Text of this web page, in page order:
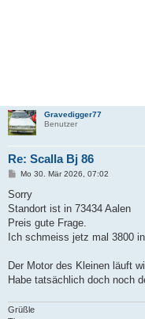
Gravedigger77
Benutzer
Re: Scalla Bj 86
B
i
r
a
Mo 30. Mär 2026, 07:02
Sorry
Standort ist in 73434 Aalen
Preis gute Frage.
Ich schmeiss jetz mal 3800
Der Motor des Kleinen läuft
Habe tatsächlich doch noch
Grüßle